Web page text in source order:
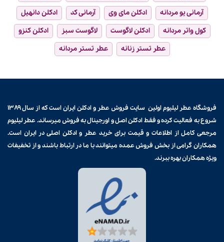
آرمانی یو مردانه
ادکلن مای وی آرمانی کد
ادکلن دانهیل
کول واتر مردانه
ادکلن لاگوست لاگوست سبز
ادکلن کنزو
عطر تستر زنانه
عطر تستر مردانه
فروشگاه عطر لیلیوم اولین سایت فروشعطر و ادکلن
ایران است که از سال ۱۳۸۹
شروع به فعالیت کرده و فقط ادکلن اصل و اورجینال به فروش میرساند. عطر لیلیوم
مرجعی کامل از اطلاعات و قیمت برایخرید عطر و ادکلن اصلی در ایران است.
همکاران گرامی از بخش فروش عمده میتوانند با ما در ارتباط باشند و از تخفیفات
ویژه همکاران بهره ببرند.